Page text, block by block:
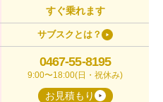
すぐ乗れます
サブスクとは？
0467-55-8195
9:00〜18:00(日・祝休み)
お見積もり